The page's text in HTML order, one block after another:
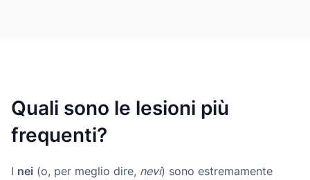
Quali sono le lesioni più
frequenti?
I nei (o, per meglio dire, nevi) sono estremamente